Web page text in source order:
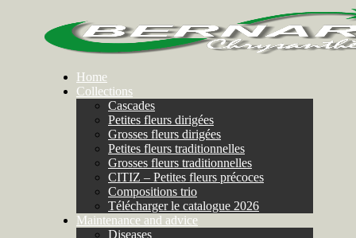
Home
Collections
Cascades
Petites fleurs dirigées
Grosses fleurs dirigées
Petites fleurs traditionnelles
Grosses fleurs traditionnelles
CITIZ – Petites fleurs précoces
Compositions trio
Télécharger le catalogue 2026
Maintenance and advice
Diseases